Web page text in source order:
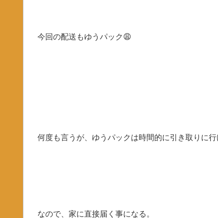
今回の配送もゆうパック😩
何度も言うが、ゆうパックは時間的に引き取りに
なので、家に直接届く事になる。